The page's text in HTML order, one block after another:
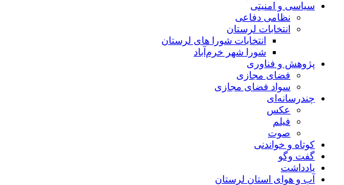
سیاسی و امنیتی
نظامی دفاعی
انتخابات لرستان
انتخابات شورا های لرستان
شورا شهر خرم‌آباد
پژوهش و فناوری
فضای مجازی
سواد فضای مجازی
چندرسانه‌ای
عكس
فیلم
صوت
کوتاه و خواندنی
گفت وگو
یادداشت
آب و هوای استان لرستان